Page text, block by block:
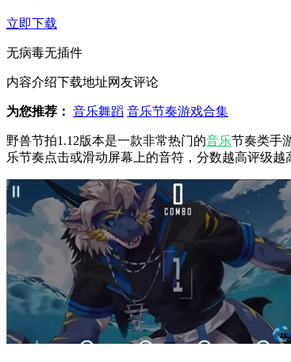
立即下载
无病毒无插件
内容介绍下载地址网友评论
为您推荐： 音乐舞蹈 音乐节奏游戏合集
野兽节拍1.12版本是一款非常热门的音乐节奏类手
乐节奏点击或滑动屏幕上的音符，分数越高评级越